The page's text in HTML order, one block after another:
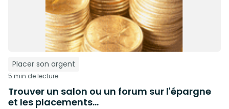
Placer son argent
5 min de lecture
Trouver un salon ou un forum sur l'épargne
et les placements...